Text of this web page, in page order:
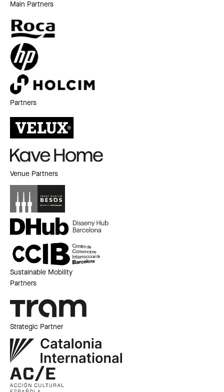
Main Partners
Partners
Venue Partners
Sustainable Mobility
Partners
Strategic Partner